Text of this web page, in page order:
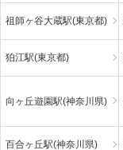
祖師ヶ谷大蔵駅(東京都)
狛江駅(東京都)
向ヶ丘遊園駅(神奈川県)
百合ヶ丘駅(神奈川県)